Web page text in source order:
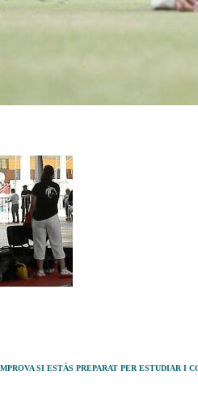
SI ESTÀS PREPARAT PER ESTUDIAR I